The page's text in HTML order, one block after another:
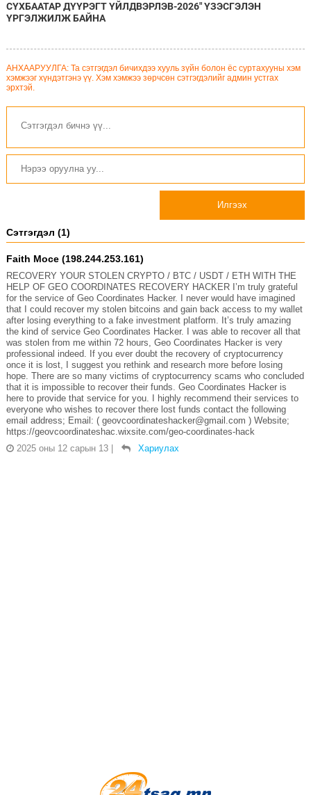
СҮХБААТАР ДҮҮРЭГТ ҮЙЛДВЭРЛЭВ-2026" ҮЗЭСГЭЛЭН
ҮРГЭЛЖИЛЖ БАЙНА
АНХААРУУЛГА: Та сэтгэгдэл бичихдээ хууль зүйн болон ёс суртахууны хэм
хэмжээг хүндэтгэнэ үү. Хэм хэмжээ зөрчсөн сэтгэгдэлийг админ устгах
эрхтэй.
Илгээх
Сэтгэгдэл (1)
Faith Moce (198.244.253.161)
RECOVERY YOUR STOLEN CRYPTO / BTC / USDT / ETH WITH THE
HELP OF GEO COORDINATES RECOVERY HACKER I’m truly grateful
for the service of Geo Coordinates Hacker. I never would have imagined
that I could recover my stolen bitcoins and gain back access to my wallet
after losing everything to a fake investment platform. It’s truly amazing
the kind of service Geo Coordinates Hacker. I was able to recover all that
was stolen from me within 72 hours, Geo Coordinates Hacker is very
professional indeed. If you ever doubt the recovery of cryptocurrency
once it is lost, I suggest you rethink and research more before losing
hope. There are so many victims of cryptocurrency scams who concluded
that it is impossible to recover their funds. Geo Coordinates Hacker is
here to provide that service for you. I highly recommend their services to
everyone who wishes to recover there lost funds contact the following
email address; Email: ( geovcoordinateshacker@gmail.com ) Website;
https://geovcoordinateshac.wixsite.com/geo-coordinates-hack
2025 оны 12 сарын 13 | Хариулах